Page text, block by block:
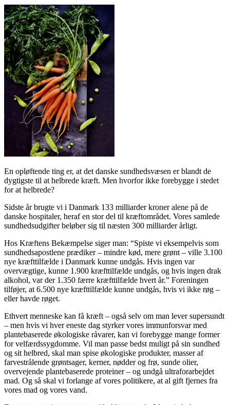
En opløftende ting er, at det danske sundhedsvæsen er blandt de
dygtigste til at helbrede kræft. Men hvorfor ikke forebygge i stedet
for at helbrede?
Sidste år brugte vi i Danmark 133 milliarder kroner alene på de
danske hospitaler, heraf en stor del til kræftområdet. Vores samlede
sundhedsudgifter beløber sig til næsten 300 milliarder årligt.
Hos Kræftens Bekæmpelse siger man: “Spiste vi eksempelvis som
sundhedsapostlene prædiker – mindre kød, mere grønt – ville 3.100
nye kræfttilfælde i Danmark kunne undgås. Hvis ingen var
overvægtige, kunne 1.900 kræfttilfælde undgås, og hvis ingen drak
alkohol, var der 1.350 færre kræfttilfælde hvert år.” Foreningen
tilføjer, at 6.500 nye kræfttilfælde kunne undgås, hvis vi ikke røg –
eller havde røget.
Ethvert menneske kan få kræft – også selv om man lever supersundt
– men hvis vi hver eneste dag styrker vores immunforsvar med
plantebaserede økologiske råvarer, kan vi forebygge mange former
for velfærdssygdomme. Vil man passe bedst muligt på sin sundhed
og sit helbred, skal man spise økologiske produkter, masser af
farvestrålende grøntsager, kerner, nødder og frø, sunde olier,
overvejende plantebaserede proteiner – og undgå ultraforarbejdet
mad. Og så skal vi forlange af vores politikere, at al gift fjernes fra
vores mad og vores vand.